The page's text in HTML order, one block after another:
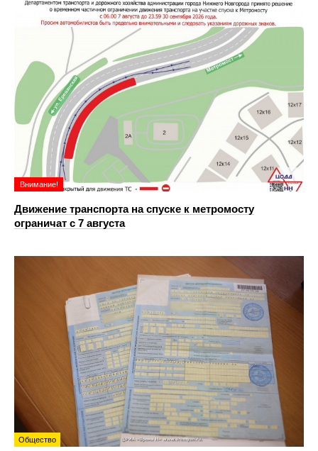
Внимание!
Движение транспорта на спуске к метромосту
ограничат с 7 августа
Общество